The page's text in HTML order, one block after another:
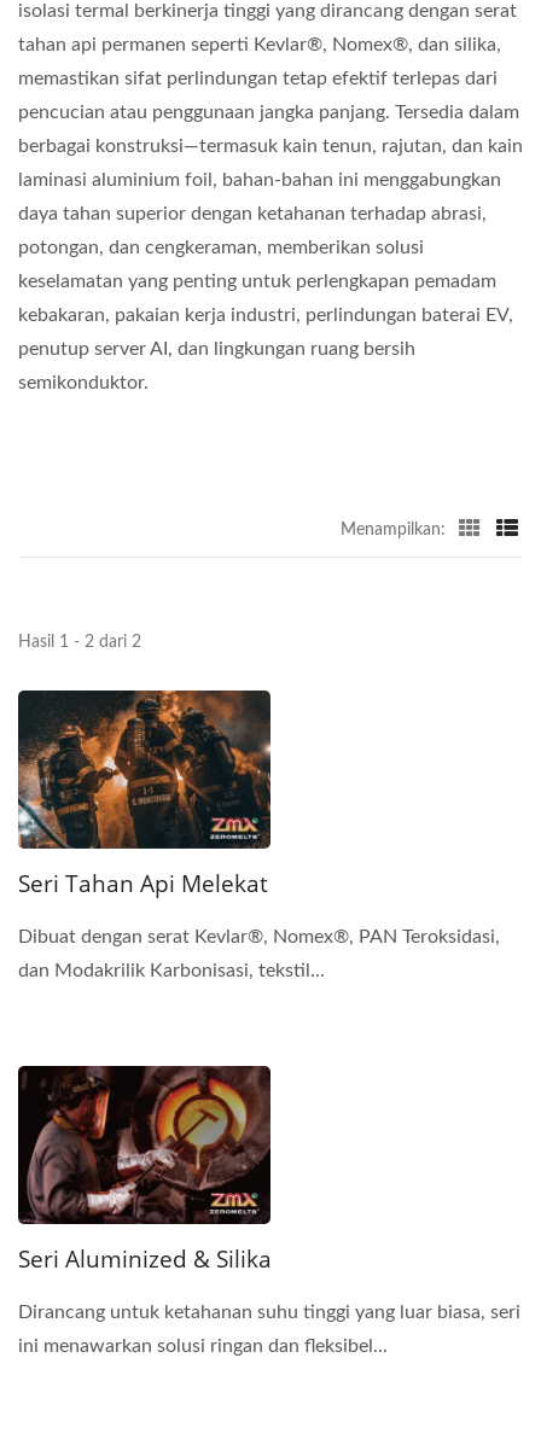
isolasi termal berkinerja tinggi yang dirancang dengan serat
tahan api permanen seperti Kevlar®, Nomex®, dan silika,
memastikan sifat perlindungan tetap efektif terlepas dari
pencucian atau penggunaan jangka panjang. Tersedia dalam
berbagai konstruksi—termasuk kain tenun, rajutan, dan kain
laminasi aluminium foil, bahan-bahan ini menggabungkan
daya tahan superior dengan ketahanan terhadap abrasi,
potongan, dan cengkeraman, memberikan solusi
keselamatan yang penting untuk perlengkapan pemadam
kebakaran, pakaian kerja industri, perlindungan baterai EV,
penutup server AI, dan lingkungan ruang bersih
semikonduktor.
Menampilkan:
Hasil 1 - 2 dari 2
Seri Tahan Api Melekat
Dibuat dengan serat Kevlar®, Nomex®, PAN Teroksidasi,
dan Modakrilik Karbonisasi, tekstil...
Seri Aluminized & Silika
Dirancang untuk ketahanan suhu tinggi yang luar biasa, seri
ini menawarkan solusi ringan dan fleksibel...